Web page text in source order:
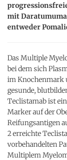
mit
entweder
Das Multiple
bei dem sich
im Knochenmark
gesunde,
Teclistamab ist
Marker auf der
Reifungsantigen
2 erreichte
vorbehandelten
Multiplem